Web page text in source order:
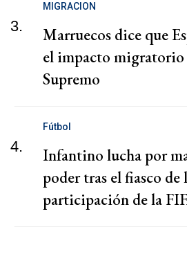
3.
MIGRACION
Marruecos dice que
el impacto
Supremo
4.
Fútbol
Infantino lucha por
poder tras el fiasco de
participación de la